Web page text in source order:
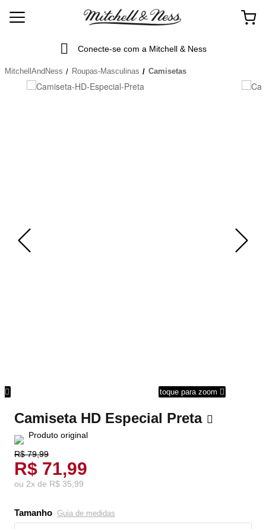
Conecte-se com a Mitchell & Ness
MitchellAndNess Roupas-Masculinas Camisetas
toque para zoom
Camiseta HD Especial Preta
Produto original
R$ 79,99
R$ 71,99
ou 2x de R$ 35,99
Tamanho Guia de medidas